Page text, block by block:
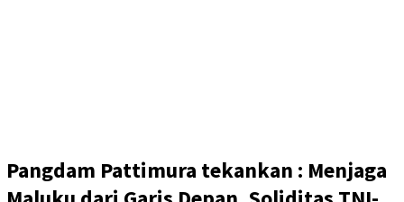
Pangdam Pattimura tekankan : Menjaga